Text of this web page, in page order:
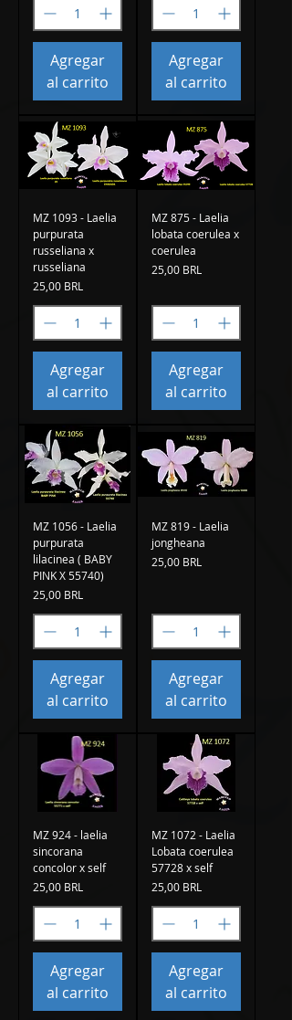
Agregar
al carrito
Agregar
al carrito
MZ 1093 - Laelia
purpurata
russeliana x
russeliana
Precio
25,00 BRL
Agregar
al carrito
MZ 875 - Laelia
lobata coerulea x
coerulea
Precio
25,00 BRL
Agregar
al carrito
MZ 1056 - Laelia
purpurata
lilacinea ( BABY
PINK X 55740)
Precio
25,00 BRL
Agregar
al carrito
MZ 819 - Laelia
jongheana
Precio
25,00 BRL
Agregar
al carrito
MZ 924 - laelia
sincorana
concolor x self
Precio
25,00 BRL
Agregar
al carrito
MZ 1072 - Laelia
Lobata coerulea
57728 x self
Precio
25,00 BRL
Agregar
al carrito